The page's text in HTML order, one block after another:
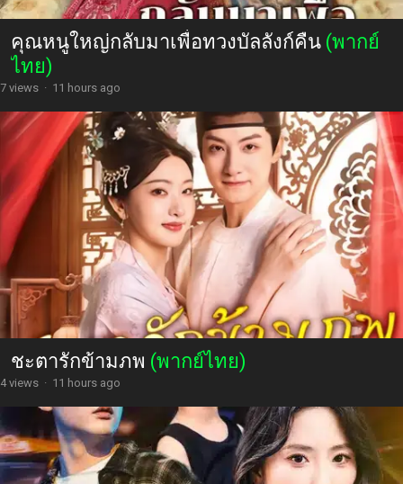
คุณหนูใหญ่กลับมาเพื่อทวงบัลลังก์คืน (พากย์
ไทย)
7 views · 11 hours ago
ชะตารักข้ามภพ (พากย์ไทย)
4 views · 11 hours ago